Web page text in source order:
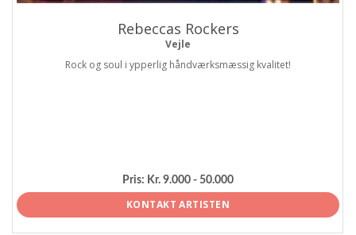
Rebeccas Rockers
Vejle
Rock og soul i ypperlig håndværksmæssig kvalitet!
Pris: Kr. 9.000 - 50.000
KONTAKT ARTISTEN